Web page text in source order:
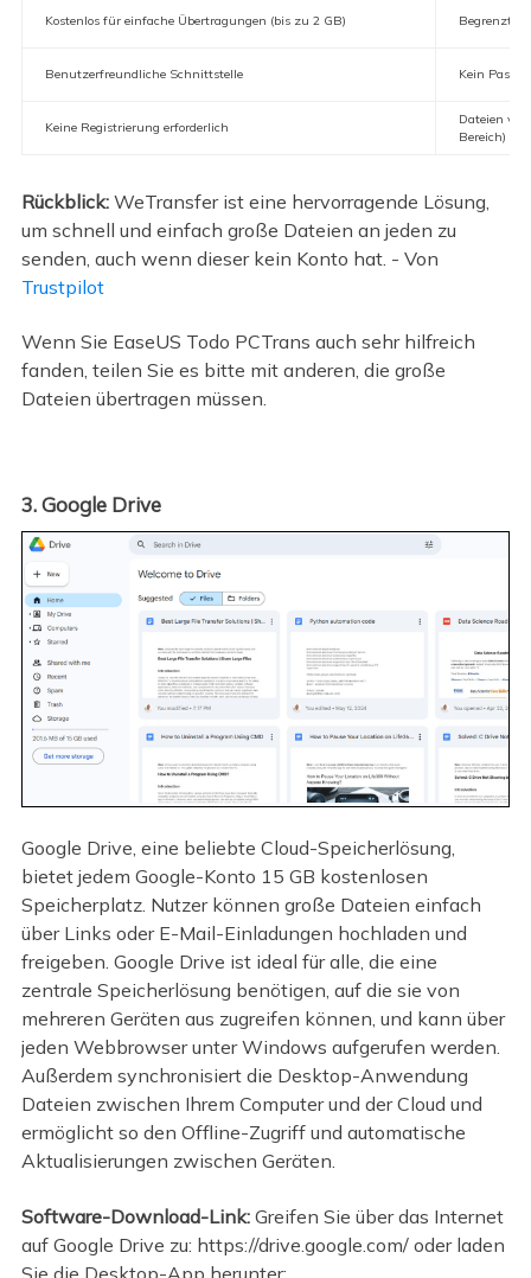
Kostenlos für einfache Übertragungen (bis zu 2 GB) Begrenzte
Benutzerfreundliche Schnittstelle Kein
Keine Registrierung erforderlich
Dateien
Bereich)
Rückblick:WeTransfer ist eine hervorragende Lösung,
um schnell und einfach große Dateien an jeden zu
senden, auch wenn dieser kein Konto hat. - Von
Trustpilot
Wenn Sie EaseUS Todo PCTrans auch sehr hilfreich
fanden, teilen Sie es bitte mit anderen, die große
Dateien übertragen müssen.
3. Google Drive
Google Drive, eine beliebte Cloud-Speicherlösung,
bietet jedem Google-Konto 15 GB kostenlosen
Speicherplatz. Nutzer können große Dateien einfach
über Links oder E-Mail-Einladungen hochladen und
freigeben. Google Drive ist ideal für alle, die eine
zentrale Speicherlösung benötigen, auf die sie von
mehreren Geräten aus zugreifen können, und kann über
jeden Webbrowser unter Windows aufgerufen werden.
Außerdem synchronisiert die Desktop-Anwendung
Dateien zwischen Ihrem Computer und der Cloud und
ermöglicht so den Offline-Zugriff und automatische
Aktualisierungen zwischen Geräten.
Software-Download-Link:Greifen Sie über das Internet
auf Google Drive zu: https://drive.google.com/ oder laden
Sie die Desktop-App herunter: